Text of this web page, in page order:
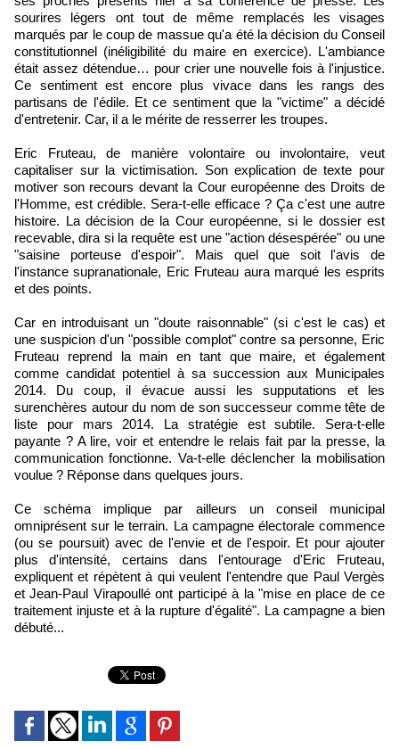
sourires légers ont tout de même remplacés les visages
marqués par le coup de massue qu'a été la décision du Conseil
constitutionnel (inéligibilité du maire en exercice). L'ambiance
était assez détendue… pour crier une nouvelle fois à l'injustice.
Ce sentiment est encore plus vivace dans les rangs des
partisans de l'édile. Et ce sentiment que la "victime" a décidé
d'entretenir. Car, il a le mérite de resserrer les troupes.
Eric Fruteau, de manière volontaire ou involontaire, veut
capitaliser sur la victimisation. Son explication de texte pour
motiver son recours devant la Cour européenne des Droits de
l'Homme, est crédible. Sera-t-elle efficace ? Ça c'est une autre
histoire. La décision de la Cour européenne, si le dossier est
recevable, dira si la requête est une "action désespérée" ou une
"saisine porteuse d'espoir". Mais quel que soit l'avis de
l'instance supranationale, Eric Fruteau aura marqué les esprits
et des points.
Car en introduisant un "doute raisonnable" (si c'est le cas) et
une suspicion d'un "possible complot" contre sa personne, Eric
Fruteau reprend la main en tant que maire, et également
comme candidat potentiel à sa succession aux Municipales
2014. Du coup, il évacue aussi les supputations et les
surenchères autour du nom de son successeur comme tête de
liste pour mars 2014. La stratégie est subtile. Sera-t-elle
payante ? A lire, voir et entendre le relais fait par la presse, la
communication fonctionne. Va-t-elle déclencher la mobilisation
voulue ? Réponse dans quelques jours.
Ce schéma implique par ailleurs un conseil municipal
omniprésent sur le terrain. La campagne électorale commence
(ou se poursuit) avec de l'envie et de l'espoir. Et pour ajouter
plus d'intensité, certains dans l'entourage d'Eric Fruteau,
expliquent et répètent à qui veulent l'entendre que Paul Vergès
et Jean-Paul Virapoullé ont participé à la "mise en place de ce
traitement injuste et à la rupture d'égalité". La campagne a bien
débuté...